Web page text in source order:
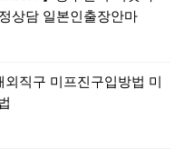
상담 일본인출장안마
직구 미프진구입방법 미